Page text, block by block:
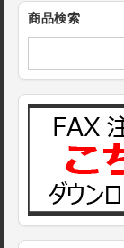
商品検索